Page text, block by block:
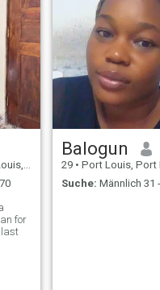
for
last
Balogun
29 • Port Louis, Port Louis,
Suche: Männlich 31